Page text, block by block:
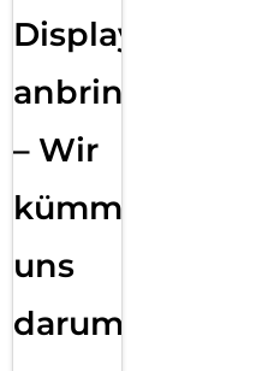
Displayfolie
anbringen
– Wir
kümmern
uns
darum!